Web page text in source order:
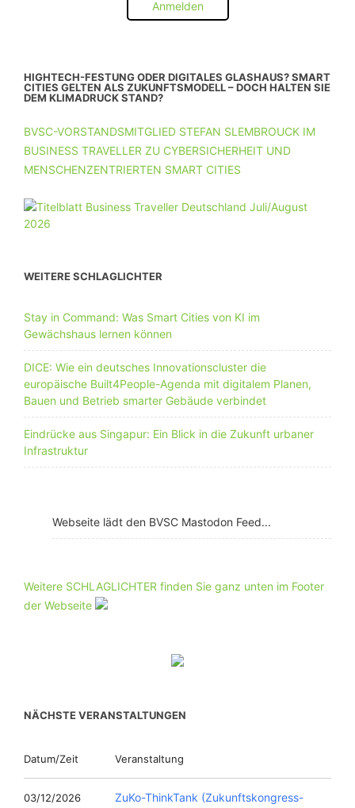
Anmelden
HIGHTECH-FESTUNG ODER DIGITALES GLASHAUS? SMART
CITIES GELTEN ALS ZUKUNFTSMODELL – DOCH HALTEN SIE
DEM KLIMADRUCK STAND?
BVSC-VORSTANDSMITGLIED STEFAN SLEMBROUCK IM
BUSINESS TRAVELLER ZU CYBERSICHERHEIT UND
MENSCHENZENTRIERTEN SMART CITIES
WEITERE SCHLAGLICHTER
Stay in Command: Was Smart Cities von KI im
Gewächshaus lernen können
DICE: Wie ein deutsches Innovationscluster die
europäische Built4People-Agenda mit digitalem Planen,
Bauen und Betrieb smarter Gebäude verbindet
Eindrücke aus Singapur: Ein Blick in die Zukunft urbaner
Infrastruktur
Webseite lädt den BVSC Mastodon Feed...
Weitere SCHLAGLICHTER finden Sie ganz unten im Footer
der Webseite
NÄCHSTE VERANSTALTUNGEN
Datum/Zeit Veranstaltung
03/12/2026
ZuKo-ThinkTank (Zukunftskongress-